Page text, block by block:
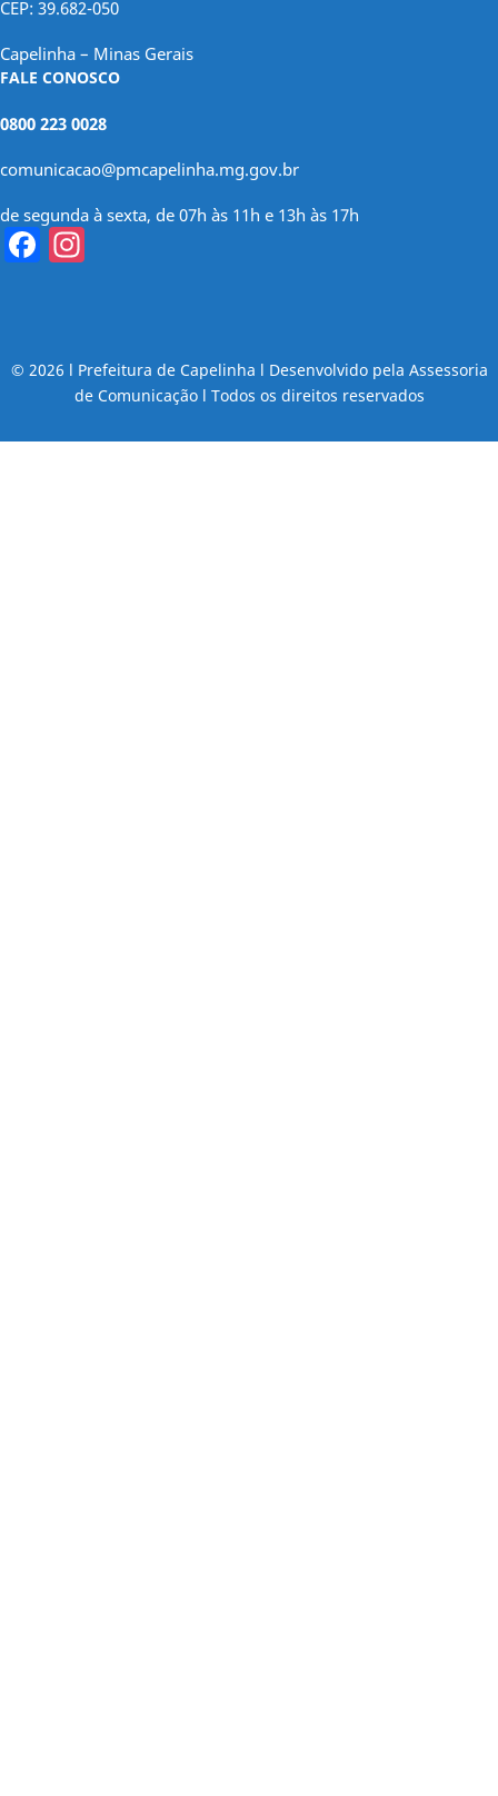
CEP: 39.682-050
Capelinha – Minas Gerais
FALE CONOSCO
0800 223 0028
comunicacao@pmcapelinha.mg.gov.br
de segunda à sexta, de 07h às 11h e 13h às 17h
Facebook
© 2026 l Prefeitura de Capelinha l Desenvolvido pela Assessoria
de Comunicação l Todos os direitos reservados